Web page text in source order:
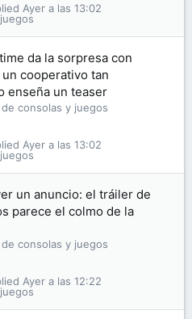
Ayer a las 13:02
da la sorpresa con
cooperativo tan
enseña un teaser
de consolas y juegos
Ayer a las 13:02
un anuncio: el tráiler de
parece el colmo de la
de consolas y juegos
Ayer a las 12:22